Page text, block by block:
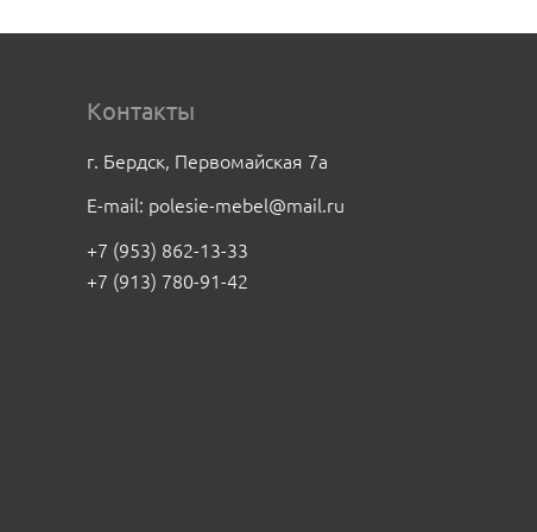
Контакты
г. Бердск, Первомайская 7а
E-mail: polesie-mebel@mail.ru
+7 (953) 862-13-33
+7 (913) 780-91-42